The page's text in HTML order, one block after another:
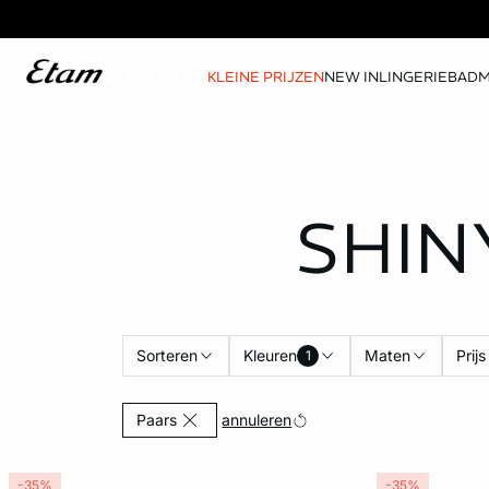
KLEINE PRIJZENNEW INLINGERIE
Sorteren Kleuren 1 Maten Prijs
PaarsCurrently Refined by Kleuren: Paars
annuleren
-35% -35%